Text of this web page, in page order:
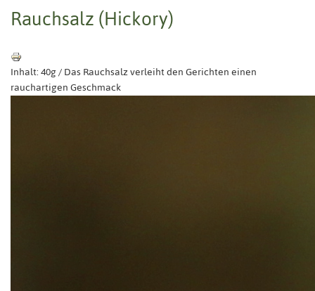
Rauchsalz (Hickory)
Inhalt: 40g / Das Rauchsalz verleiht den Gerichten einen
rauchartigen Geschmack